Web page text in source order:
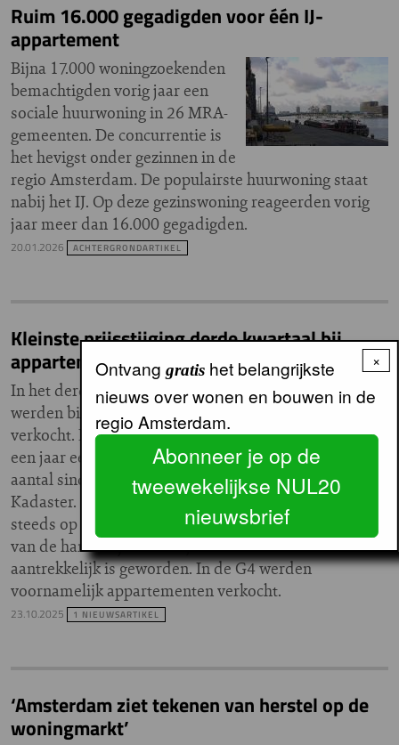
Ruim 16.000 gegadigden voor één IJ-
appartement
Bijna 17.000 woningzoekenden
bemachtigden vorig jaar een
sociale huurwoning in 26 MRA-
gemeenten. De concurrentie is
het hevigst onder gezinnen in de
regio Amsterdam. De populairste huurwoning staat
nabij het IJ. Op deze gezinswoning reageerden vorig
jaar meer dan 16.000 gegadigden.
20.01.2026 ACHTERGRONDARTIKEL
Kleinste prijsstijging derde kwartaal bij
appartementen
In het derde kwartaal van 2025
werden bijna 62.600 woningen
verkocht. Dat is 16% meer dan
een jaar eerder en het hoogste
aantal sinds corona. Dat blijkt uit cijfers van het
Kadaster. De stijging komt volgens het Kadaster nog
steeds op het conto van investeerders, die woningen
van de hand blijven doen, omdat verhuur minder
aantrekkelijk is geworden. In de G4 werden
voornamelijk appartementen verkocht.
23.10.2025 1 NIEUWSARTIKEL
‘Amsterdam ziet tekenen van herstel op de
woningmarkt’
×
Ontvang gratishet belangrijkste
nieuws over wonen en bouwen in de
regio Amsterdam.
Abonneer je op de
tweewekelijkse NUL20
nieuwsbrief